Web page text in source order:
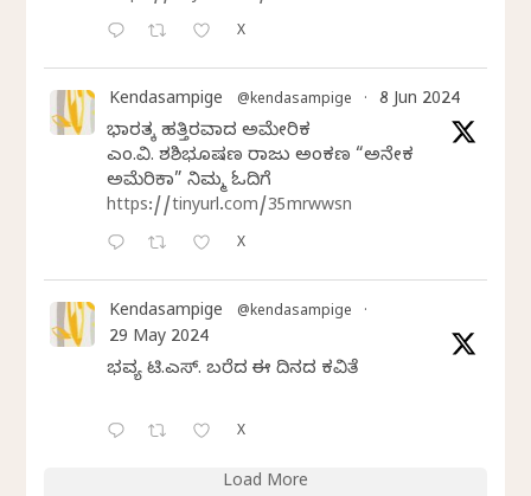
X
Kendasampige @kendasampige · 8 Jun 2024
ಭಾರತಕ್ಕೆ ಹತ್ತಿರವಾದ ಅಮೇರಿಕ
ಎಂ.ವಿ. ಶಶಿಭೂಷಣ ರಾಜು ಅಂಕಣ “ಅನೇಕ
ಅಮೆರಿಕಾ” ನಿಮ್ಮ ಓದಿಗೆ
https://tinyurl.com/35mrwwsn
X
Kendasampige @kendasampige ·
29 May 2024
ಭವ್ಯ ಟಿ.ಎಸ್. ಬರೆದ ಈ ದಿನದ ಕವಿತೆ
X
Load More